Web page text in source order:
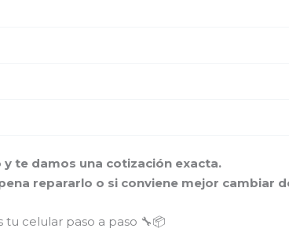
te damos una cotización exacta.
repararlo o si conviene mejor cambiar
celular paso a paso 🔧📦